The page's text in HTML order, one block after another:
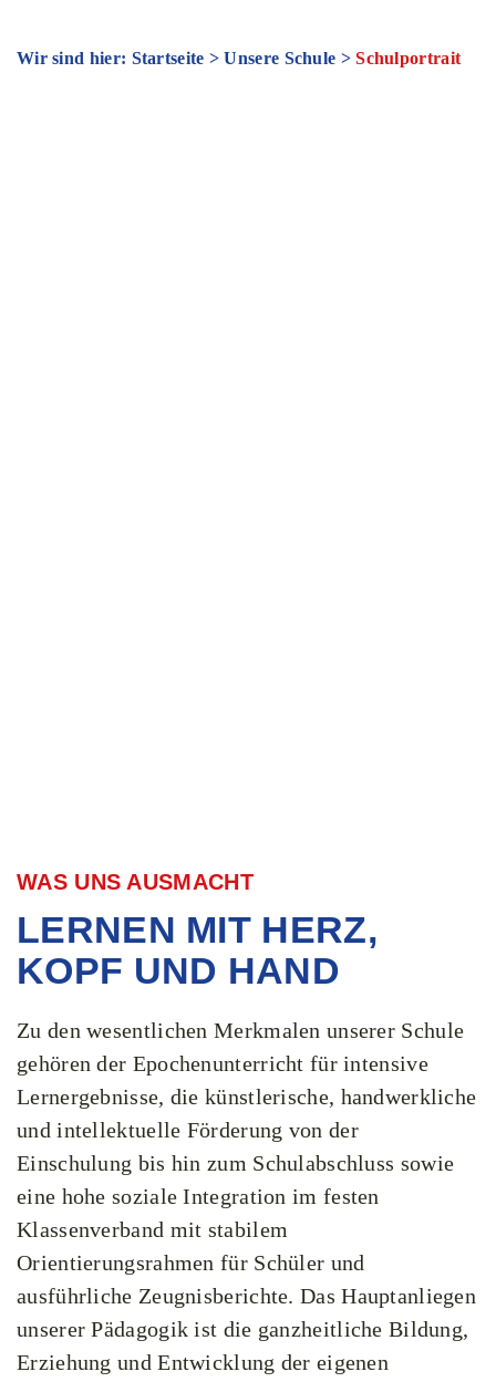
Wir sind hier: Startseite >Unsere Schule >Schulportrait
WAS UNS AUSMACHT
LERNEN MIT HERZ,
KOPF UND HAND
Zu den wesentlichen Merkmalen unserer Schule
gehören der Epochenunterricht für intensive
Lernergebnisse, die künstlerische, handwerkliche
und intellektuelle Förderung von der
Einschulung bis hin zum Schulabschluss sowie
eine hohe soziale Integration im festen
Klassenverband mit stabilem
Orientierungsrahmen für Schüler und
ausführliche Zeugnisberichte. Das Hauptanliegen
unserer Pädagogik ist die ganzheitliche Bildung,
Erziehung und Entwicklung der eigenen